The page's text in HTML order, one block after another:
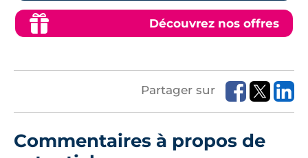
Découvrez nos offres
Partager sur
Commentaires à propos de